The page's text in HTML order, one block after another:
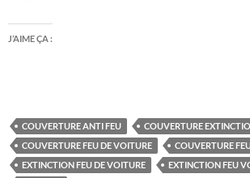
J’AIME ÇA :
COUVERTURE ANTI FEU
COUVERTURE
COUVERTURE FEU DE VOITURE
COUVERTURE
EXTINCTION FEU DE VOITURE
EXTINCTION FEU